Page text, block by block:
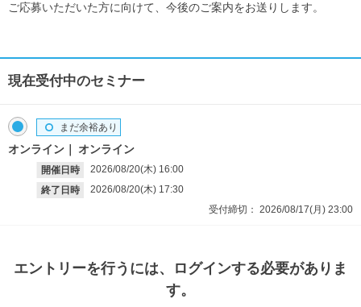
ご応募いただいた方に向けて、今後のご案内をお送りします。
現在受付中のセミナー
オンライン オンライン
開催日時 2026/08/20(木) 16:00
終了日時
2026/08/20(木) 17:30
まだ余裕あり
受付締切： 2026/08/17(月) 23:00
エントリーを行うには、ログインする必要がありま
す。